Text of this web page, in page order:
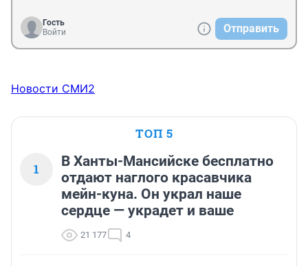
Гость
Войти
Отправить
Новости СМИ2
ТОП 5
1
В Ханты-Мансийске бесплатно
отдают наглого красавчика
мейн-куна. Он украл наше
сердце — украдет и ваше
21 177 4